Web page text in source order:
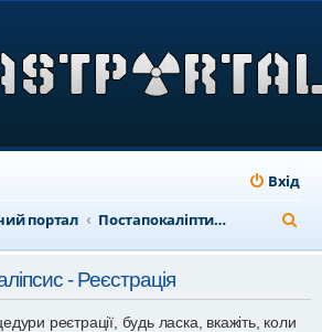
Вхід
портал
Постапокаліптичний форум
о
- Реєстрація
реєтрації, будь ласка, вкажіть, коли